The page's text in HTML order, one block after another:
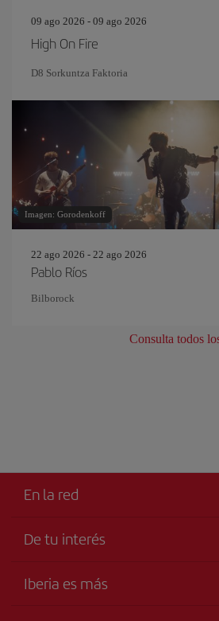
09 ago 2026 - 09 ago 2026
High On Fire
D8 Sorkuntza Faktoria
Imagen: Gorodenkoff
22 ago 2026 - 22 ago 2026
Pablo Ríos
Bilborock
Consulta todos
En la red
De tu interés
Tu seguridad es lo primero
Iberia es más